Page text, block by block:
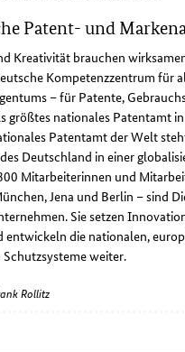
Patent- und
Kreativität brauchen
Kompetenzzentrum für
– für Patente,
größtes nationales Patentamt
Patentamt der Welt
Deutschland in einer
Mitarbeiterinnen und
Jena und Berlin – sind
Sie setzen
entwickeln die nationalen,
weiter.
Rollitz